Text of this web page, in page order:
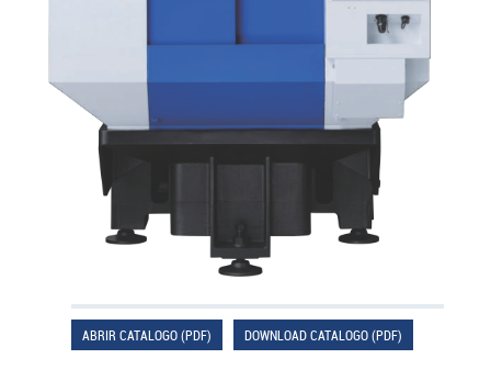
ABRIR CATALOGO (PDF) DOWNLOAD CATALOGO (PDF)